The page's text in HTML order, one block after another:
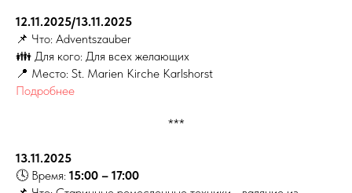
12.11.2025/13.11.2025
📌 Что: Adventszauber
👪 Для кого: Для всех желающих
📍 Место: St. Marien Kirche Karlshorst
Подробнее
***
13.11.2025
🕓 Время: 15:00 – 17:00